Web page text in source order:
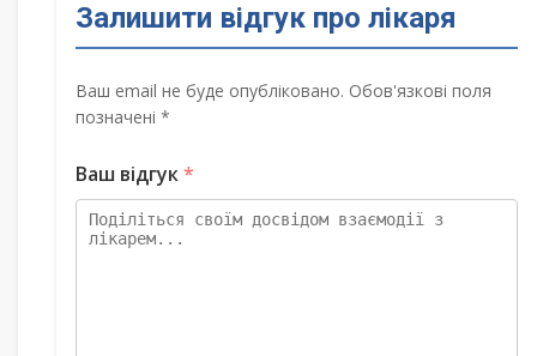
Залишити відгук про лікаря
Ваш email не буде опубліковано. Обов'язкові поля
позначені *
Ваш відгук*